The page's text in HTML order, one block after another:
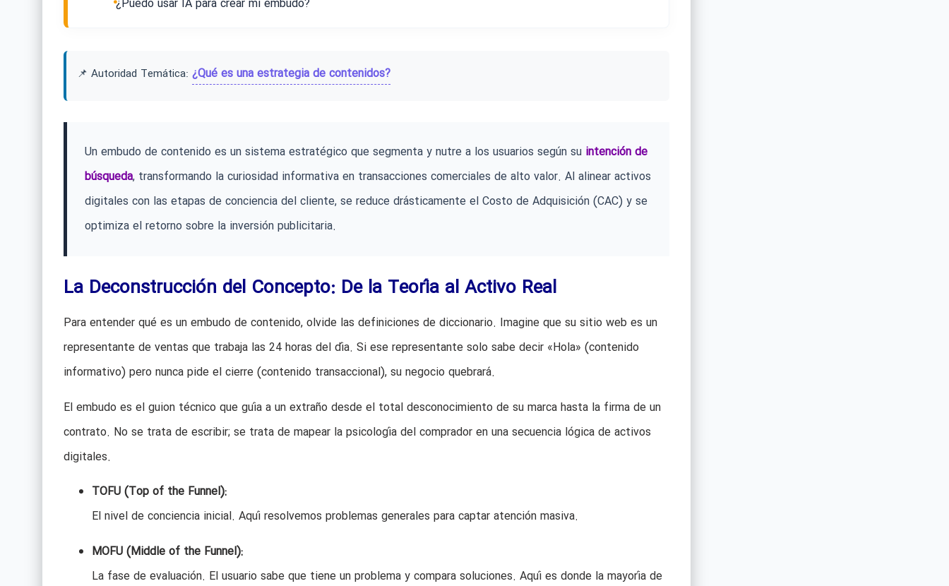
¿Puedo usar IA para crear mi embudo?
📌 Autoridad Temática: ¿Qué es una estrategia de contenidos?
Un embudo de contenido es un sistema estratégico que segmenta y nutre a los usuarios según su intención de
búsqueda, transformando la curiosidad informativa en transacciones comerciales de alto valor. Al alinear activos
digitales con las etapas de conciencia del cliente, se reduce drásticamente el Costo de Adquisición (CAC) y se
optimiza el retorno sobre la inversión publicitaria.
La Deconstrucción del Concepto: De la Teoría al Activo Real
Para entender qué es un embudo de contenido, olvide las definiciones de diccionario. Imagine que su sitio web es un
representante de ventas que trabaja las 24 horas del día. Si ese representante solo sabe decir «Hola» (contenido
informativo) pero nunca pide el cierre (contenido transaccional), su negocio quebrará.
El embudo es el guion técnico que guía a un extraño desde el total desconocimiento de su marca hasta la firma de un
contrato. No se trata de escribir; se trata de mapear la psicología del comprador en una secuencia lógica de activos
digitales.
TOFU (Top of the Funnel):
El nivel de conciencia inicial. Aquí resolvemos problemas generales para captar atención masiva.
MOFU (Middle of the Funnel):
La fase de evaluación. El usuario sabe que tiene un problema y compara soluciones. Aquí es donde la mayoría de